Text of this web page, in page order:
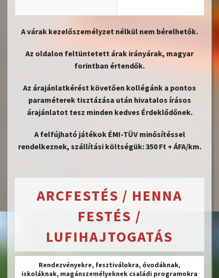
A várak kezelőszemélyzet nélkül nem bérelhetők.
Az oldalon feltüntetett árak irányárak, magyar
forintban értendők.
Az árajánlatkérést követően kollégánk a pontos
paraméterek tisztázása után hivatalos írásos
árajánlatot tesz minden kedves Érdeklődőnek.
A felfújható játékok ÉMI-TÜV minősítéssel
rendelkeznek, szállítási költségük: 350 Ft + ÁFA/km.
ARCFESTÉS / HENNA
FESTÉS /
LUFIHAJTOGATÁS
Rendezvényekre, fesztiválokra, óvodáknak,
iskoláknak, magánszemélyeknek családi programokra